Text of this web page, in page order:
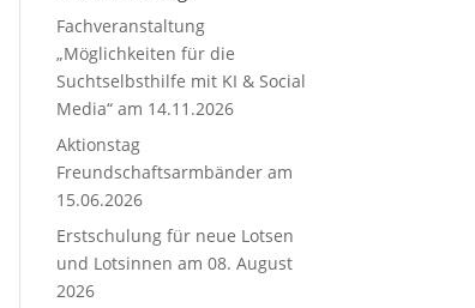
Fachveranstaltung
„Möglichkeiten für die
Suchtselbsthilfe mit KI & Social
Media“ am 14.11.2026
Aktionstag
Freundschaftsarmbänder am
15.06.2026
Erstschulung für neue Lotsen
und Lotsinnen am 08. August
2026